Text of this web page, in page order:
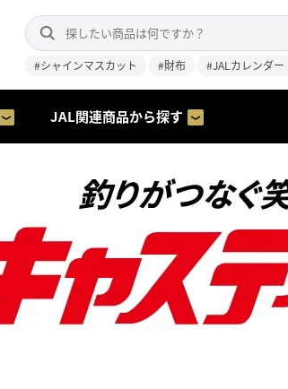
#シャインマスカット #財布 #JALカレンダー
JAL関連商品から探す